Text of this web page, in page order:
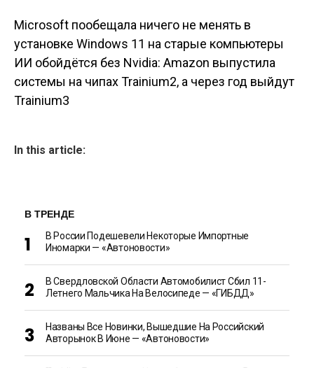
Навигация по
записям
Microsoft пообещала ничего не менять в
установке Windows 11 на старые компьютеры
ИИ обойдётся без Nvidia: Amazon выпустила
системы на чипах Trainium2, а через год выйдут
Trainium3
In this article:
В ТРЕНДЕ
В России Подешевели Некоторые Импортные
Иномарки — «Автоновости»
В Свердловской Области Автомобилист Сбил 11-
Летнего Мальчика На Велосипеде — «ГИБДД»
Названы Все Новинки, Вышедшие На Российский
Авторынок В Июне — «Автоновости»